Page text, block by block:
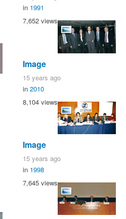
in 1991
7,652 views
Image
15 years ago
in 2010
8,104 views
Image
15 years ago
in 1998
7,645 views